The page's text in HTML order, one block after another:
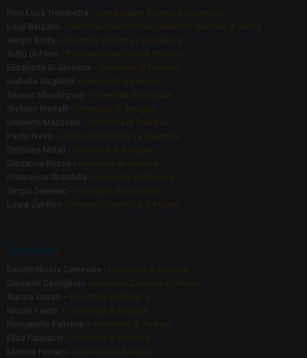
Pino Lucà Trombetta - Coordinatore Comitato Scientifico
Luigi Berzano - Direttore Osservatorio pluralismo religioso di Torino
Sergio Botta - Università di Roma La Sapienza
Tullio Di Fiore - Presidente del GRIS di Palermo
Elisabetta Di Giovanni - Università di Palermo
Isabella Gagliardi - Università di Firenze
Saverio Marchignoli - Università di Bologna
Stefano Martelli - Università di Bologna
Umberto Mazzone - Università di Bologna
Paolo Naso - Università di Roma La Sapienza
Cristiana Natali - Università di Bologna
Giovanna Russo - Università di Bologna
Francesca Sbardella - Università di Bologna
Sergio Severino - Università di Enna Kore
Laura Zanfrini - Università Cattolica di Milano
Davide Nicola Carnevale - Università di Bologna
Giovanni Castiglioni -Università Cattolica di Milano
Aurora Cesari – Università di Bologna
Nicole Faietti – Università di Bologna
Piercamillo Falivene – Università di Padova
Elisa Farinacci - Università di Bologna
Martina Ferraro - Università di Bologna